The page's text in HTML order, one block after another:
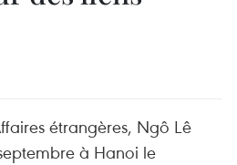
étrangères, Ngô Lê
à Hanoi le